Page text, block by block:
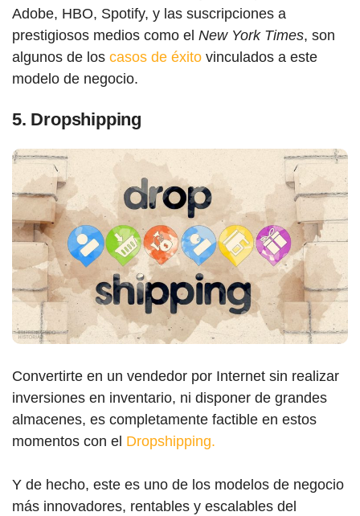
Adobe, HBO, Spotify, y las suscripciones a
prestigiosos medios como el New York Times, son
algunos de los casos de éxito vinculados a este
modelo de negocio.
5. Dropshipping
Convertirte en un vendedor por Internet sin realizar
inversiones en inventario, ni disponer de grandes
almacenes, es completamente factible en estos
momentos con el Dropshipping.
Y de hecho, este es uno de los modelos de negocio
más innovadores, rentables y escalables del